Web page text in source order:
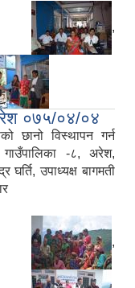
,
०७५/०४/०४
छानो विस्थापन गर्न
गाउँपालिका -८, अरेश,
घर्ति, उपाध्यक्ष बागमती
,